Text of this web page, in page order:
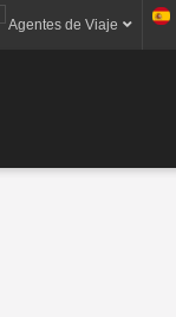
Agentes de Viaje